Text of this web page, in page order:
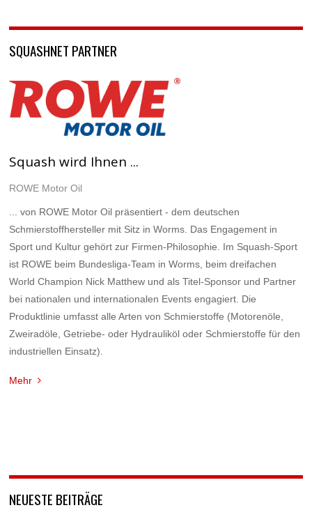
SQUASHNET PARTNER
Squash wird Ihnen ...
ROWE Motor Oil
... von ROWE Motor Oil präsentiert - dem deutschen
Schmierstoffhersteller mit Sitz in Worms. Das Engagement in
Sport und Kultur gehört zur Firmen-Philosophie. Im Squash-Sport
ist ROWE beim Bundesliga-Team in Worms, beim dreifachen
World Champion Nick Matthew und als Titel-Sponsor und Partner
bei nationalen und internationalen Events engagiert. Die
Produktlinie umfasst alle Arten von Schmierstoffe (Motorenöle,
Zweiradöle, Getriebe- oder Hydrauliköl oder Schmierstoffe für den
industriellen Einsatz).
Mehr
NEUESTE BEITRÄGE